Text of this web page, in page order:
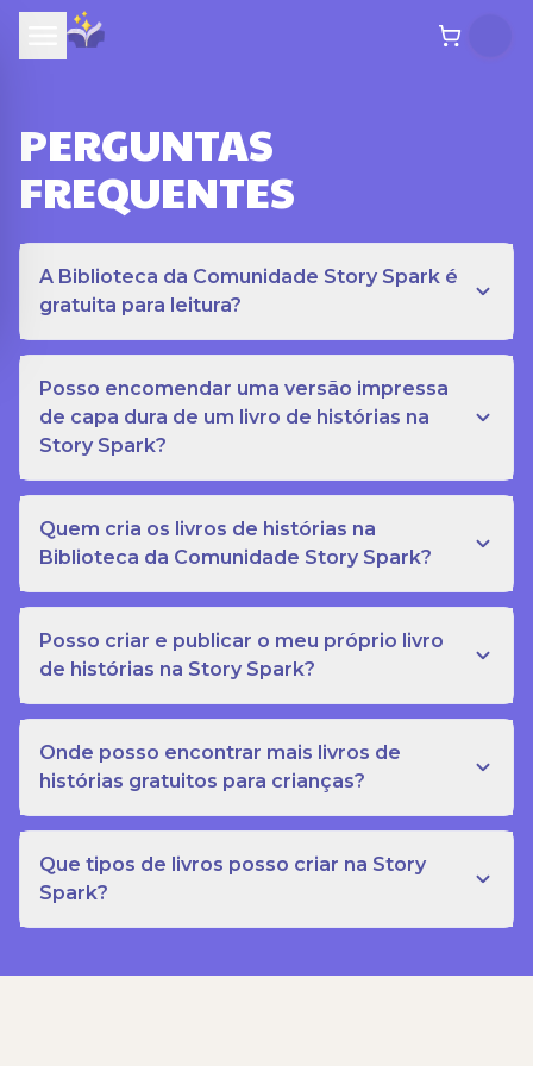
PERGUNTAS
FREQUENTES
A Biblioteca da Comunidade Story Spark é
gratuita para leitura?
Posso encomendar uma versão impressa
de capa dura de um livro de histórias na
Story Spark?
Quem cria os livros de histórias na
Biblioteca da Comunidade Story Spark?
Posso criar e publicar o meu próprio livro
de histórias na Story Spark?
Onde posso encontrar mais livros de
histórias gratuitos para crianças?
Que tipos de livros posso criar na Story
Spark?